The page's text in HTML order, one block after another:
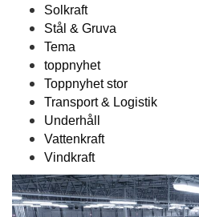
Solkraft
Stål & Gruva
Tema
toppnyhet
Toppnyhet stor
Transport & Logistik
Underhåll
Vattenkraft
Vindkraft